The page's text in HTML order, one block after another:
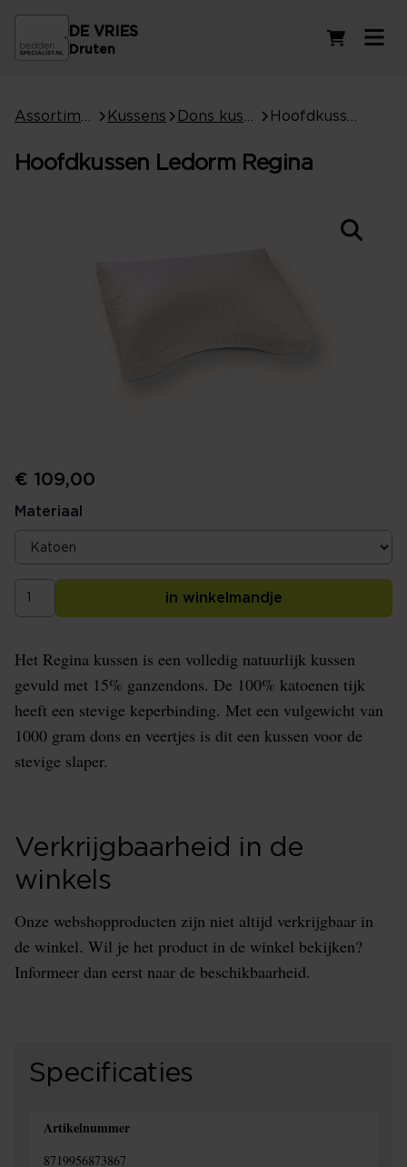
DE VRIES
Druten
Kussens
Hoofdkussen Ledorm Regina
€ 109,00
Materiaal
in winkelmandje
Het Regina kussen is een volledig natuurlijk kussen
gevuld met 15% ganzendons. De 100% katoenen tijk
heeft een stevige keperbinding. Met een vulgewicht van
1000 gram dons en veertjes is dit een kussen voor de
stevige slaper.
Verkrijgbaarheid in de
winkels
Onze webshopproducten zijn niet altijd verkrijgbaar in
de winkel. Wil je het product in de winkel bekijken?
Informeer dan eerst naar de beschikbaarheid.
Specificaties
Artikelnummer
8719956873867